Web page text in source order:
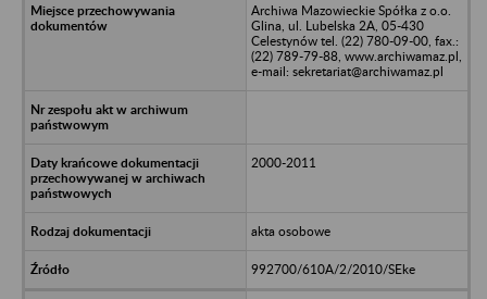
Archiwa Mazowieckie Spółka z o.o.
Glina, ul. Lubelska 2A, 05-430
Celestynów tel. (22) 780-09-00, fax.:
(22) 789-79-88, www.archiwamaz.pl,
e-mail: sekretariat@archiwamaz.pl
2000-2011
akta osobowe
992700/610A/2/2010/SEke